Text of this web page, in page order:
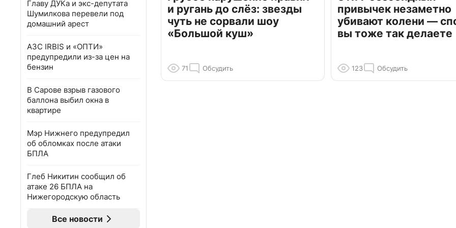
Главу ДУКа и экс-депутата
Шумилкова перевели под
домашний арест
АЗС IRBIS и «ОПТИ»
предупредили из-за цен на
бензин
В Сарове взрыв газового
баллона выбил окна в
квартире
Мэр Нижнего предупредил
об обломках после атаки
БПЛА
Глеб Никитин сообщил об
атаке 26 БПЛА на
Нижегородскую область
Все новости
и ругань до слёз: звезды
чуть не сорвали шоу
«Большой куш»
71 Обсудить
привычек незаметно
убивают колени —
вы тоже так делаете
123 Обсудить